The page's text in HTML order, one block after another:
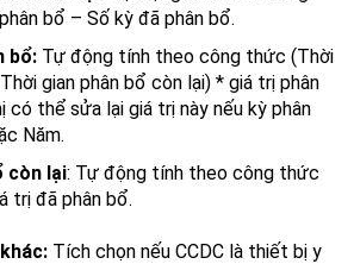
bổ – Số kỳ đã phân bổ.
bổ: Tự động tính theo công thức (Thời
gian phân bổ còn lại) * giá trị phân
có thể sửa lại giá trị này nếu kỳ phân
Năm.
còn lại: Tự động tính theo công thức
trị đã phân bổ.
Tích chọn nếu CCDC là thiết bị y